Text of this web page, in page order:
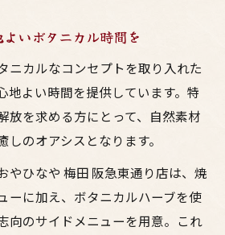
いボタニカル時間を
ニカルなコンセプトを取り入れた
地よい時間を提供しています。特
放を求める方にとって、自然素材
のオアシスとなります。
やひなや 梅田 阪急東通り店は、焼
ーに加え、ボタニカルハーブを使
向のサイドメニューを用意。これ